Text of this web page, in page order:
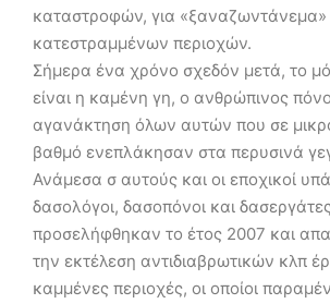
καταστροφών, για
κατεστραμμένων περιοχών.
Σήμερα ένα χρόνο σχεδόν μετά, το
είναι η καμένη γη, ο ανθρώπινος
αγανάκτηση όλων αυτών που σε
βαθμό ενεπλάκησαν στα περυσινά
Ανάμεσα σ αυτούς και οι εποχικοί
δασολόγοι, δασοπόνοι και
προσελήφθηκαν το έτος 2007 και
την εκτέλεση αντιδιαβρωτικών κλπ
καμμένες περιοχές, οι οποίοι